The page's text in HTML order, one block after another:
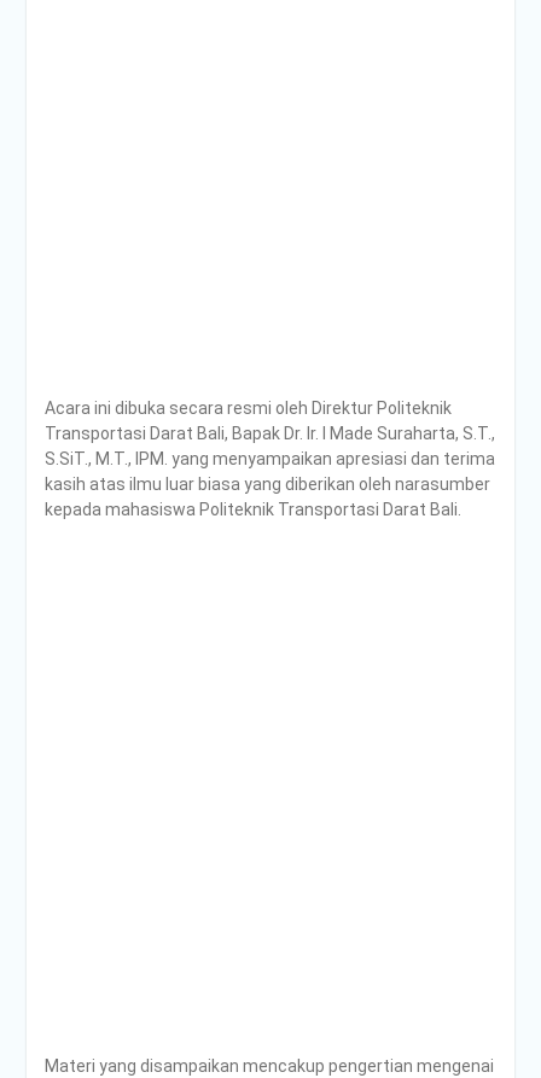
Acara ini dibuka secara resmi oleh Direktur Politeknik
Transportasi Darat Bali, Bapak Dr. Ir. I Made Suraharta, S.T.,
S.SiT., M.T., IPM. yang menyampaikan apresiasi dan terima
kasih atas ilmu luar biasa yang diberikan oleh narasumber
kepada mahasiswa Politeknik Transportasi Darat Bali.
Materi yang disampaikan mencakup pengertian mengenai